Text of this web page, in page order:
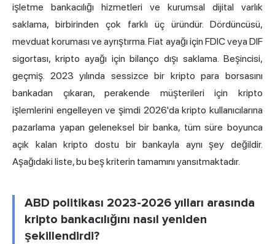
işletme bankacılığı hizmetleri ve kurumsal dijital varlık
saklama, birbirinden çok farklı üç üründür. Dördüncüsü,
mevduat koruması ve ayrıştırma. Fiat ayağı için FDIC veya DIF
sigortası, kripto ayağı için bilanço dışı saklama. Beşincisi,
geçmiş. 2023 yılında sessizce bir kripto para borsasını
bankadan çıkaran, perakende müşterileri için kripto
işlemlerini engelleyen ve şimdi 2026'da kripto kullanıcılarına
pazarlama yapan geleneksel bir banka, tüm süre boyunca
açık kalan kripto dostu bir bankayla aynı şey değildir.
Aşağıdaki liste, bu beş kriterin tamamını yansıtmaktadır.
ABD politikası 2023-2026 yılları arasında
kripto bankacılığını nasıl yeniden
şekillendirdi?